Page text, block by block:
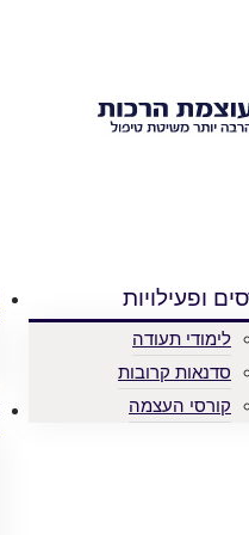
ופעילויות
לימודי תעודה
סדנאות קרובות
קורסי העצמה